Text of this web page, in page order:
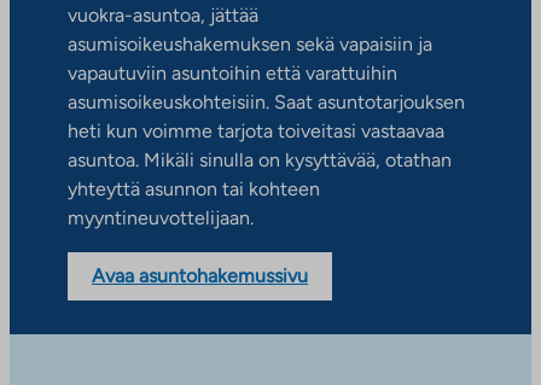
vuokra-asuntoa, jättää
asumisoikeushakemuksen sekä vapaisiin ja
vapautuviin asuntoihin että varattuihin
asumisoikeuskohteisiin. Saat asuntotarjouksen
heti kun voimme tarjota toiveitasi vastaavaa
asuntoa. Mikäli sinulla on kysyttävää, otathan
yhteyttä asunnon tai kohteen
myyntineuvottelijaan.
Avaa asuntohakemussivu